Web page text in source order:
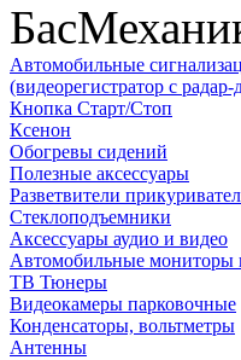
Автомобильные
(видеорегистратор с радар-
Кнопка Старт/Стоп
Ксенон
Обогревы сидений
Полезные аксессуары
Разветвители
Стеклоподъемники
Аксессуары аудио и видео
Автомобильные мониторы
ТВ Тюнеры
Видеокамеры парковочные
Конденсаторы, вольтметры
Антенны